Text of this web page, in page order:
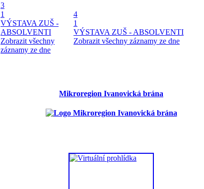
3
1
VÝSTAVA ZUŠ -
ABSOLVENTI
Zobrazit všechny
záznamy ze dne
4
1
VÝSTAVA ZUŠ - ABSOLVENTI
Zobrazit všechny záznamy ze dne
Mikroregion Ivanovická brána